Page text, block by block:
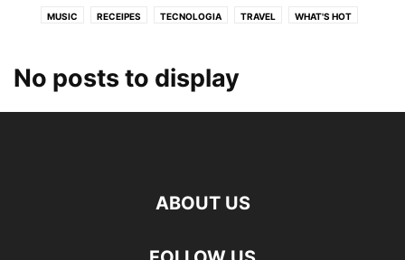
MUSIC RECEIPES TECNOLOGIA TRAVEL WHAT'S HOT
No posts to display
ABOUT US